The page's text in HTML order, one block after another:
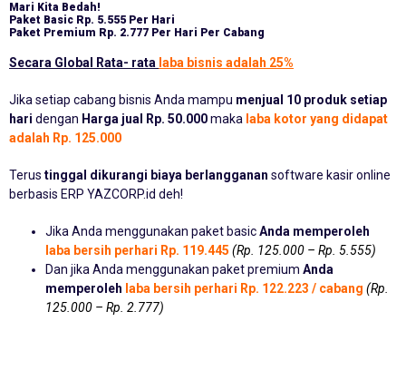
Mari Kita Bedah!
Paket Basic Rp. 5.555 Per Hari
Paket Premium Rp. 2.777 Per Hari Per Cabang
Secara Global Rata- rata laba bisnis adalah 25%
Jika setiap cabang bisnis Anda mampu menjual 10 produk setiap
hari dengan Harga jual Rp. 50.000maka laba kotor yang didapat
adalah Rp. 125.000
Terus tinggal dikurangi biaya berlangganan software kasir online
berbasis ERP YAZCORP.id deh!
Jika Anda menggunakan paket basicAnda memperoleh
laba bersih perhari Rp. 119.445 (Rp. 125.000 – Rp. 5.555)
Dan jika Anda menggunakan paket premium Anda
memperoleh laba bersih perhari Rp. 122.223 / cabang (Rp.
125.000 – Rp. 2.777)